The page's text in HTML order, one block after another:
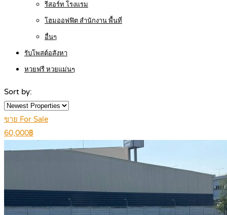
รีสอร์ท โรงแรม
โฮมออฟฟิต สำนักงาน พื้นที่
อื่นๆ
รับโพสต์อสังหา
หวยฟรี หวยแม่นๆ
Sort by:
ขาย For Sale
60,000฿